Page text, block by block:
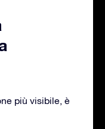
più visibile, è